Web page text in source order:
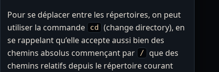
Pour se déplacer entre les répertoires, on peut
utiliser la commande
cd
(change directory), en
se rappelant qu’elle accepte aussi bien des
chemins absolus commençant par
/
que des
chemins relatifs depuis le répertoire courant